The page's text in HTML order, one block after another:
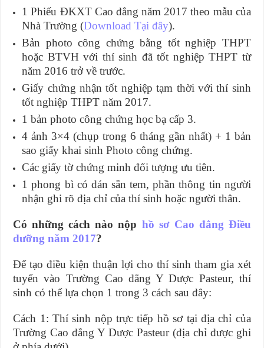
1 Phiếu ĐKXT Cao đẳng năm 2017 theo mẫu của
Nhà Trường (Download Tại đây).
Bản photo công chứng bằng tốt nghiệp THPT
hoặc BTVH với thí sinh đã tốt nghiệp THPT từ
năm 2016 trở về trước.
Giấy chứng nhận tốt nghiệp tạm thời với thí sinh
tốt nghiệp THPT năm 2017.
1 bản photo công chứng học bạ cấp 3.
4 ảnh 3×4 (chụp trong 6 tháng gần nhất) + 1 bản
sao giấy khai sinh Photo công chứng.
Các giấy tờ chứng minh đối tượng ưu tiên.
1 phong bì có dán sẵn tem, phần thông tin người
nhận ghi rõ địa chỉ của thí sinh hoặc người thân.
Có những cách nào nộp hồ sơ Cao đẳng Điều
dưỡng năm 2017?
Để tạo điều kiện thuận lợi cho thí sinh tham gia xét
tuyển vào Trường Cao đẳng Y Dược Pasteur, thí
sinh có thể lựa chọn 1 trong 3 cách sau đây:
Cách 1: Thí sinh nộp trực tiếp hồ sơ tại địa chỉ của
Trường Cao đẳng Y Dược Pasteur (địa chỉ được ghi